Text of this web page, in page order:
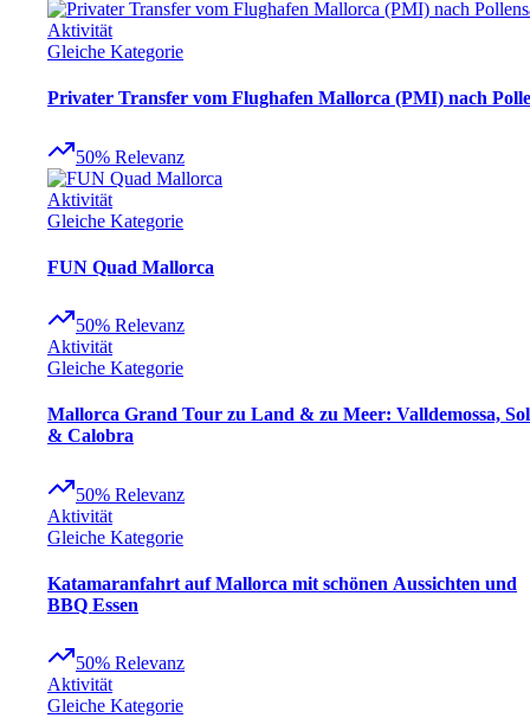
Aktivität
Gleiche Kategorie
Privater Transfer vom Flughafen Mallorca (PMI) nach
50% Relevanz
Aktivität
Gleiche Kategorie
FUN Quad Mallorca
50% Relevanz
Aktivität
Gleiche Kategorie
Mallorca Grand Tour zu Land & zu Meer: Valldemossa,
& Calobra
50% Relevanz
Aktivität
Gleiche Kategorie
Katamaranfahrt auf Mallorca mit schönen Aussichten und
BBQ Essen
50% Relevanz
Aktivität
Gleiche Kategorie